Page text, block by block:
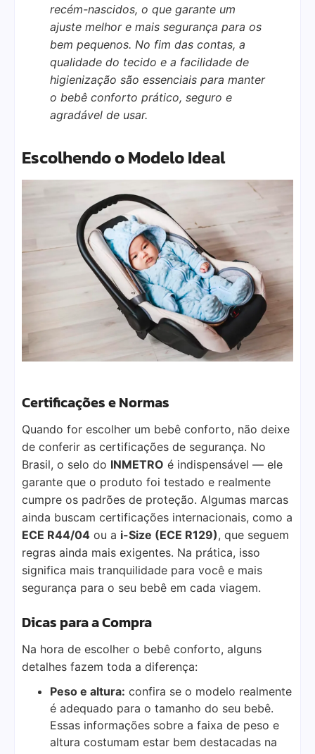
recém-nascidos, o que garante um
ajuste melhor e mais segurança para os
bem pequenos. No fim das contas, a
qualidade do tecido e a facilidade de
higienização são essenciais para manter
o bebê conforto prático, seguro e
agradável de usar.
Escolhendo o Modelo Ideal
Certificações e Normas
Quando for escolher um bebê conforto, não deixe
de conferir as certificações de segurança. No
Brasil, o selo do INMETRO é indispensável — ele
garante que o produto foi testado e realmente
cumpre os padrões de proteção. Algumas marcas
ainda buscam certificações internacionais, como a
ECE R44/04 ou a i-Size (ECE R129), que seguem
regras ainda mais exigentes. Na prática, isso
significa mais tranquilidade para você e mais
segurança para o seu bebê em cada viagem.
Dicas para a Compra
Na hora de escolher o bebê conforto, alguns
detalhes fazem toda a diferença:
Peso e altura: confira se o modelo realmente
é adequado para o tamanho do seu bebê.
Essas informações sobre a faixa de peso e
altura costumam estar bem destacadas na